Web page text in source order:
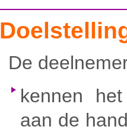
De
kennen
aan de